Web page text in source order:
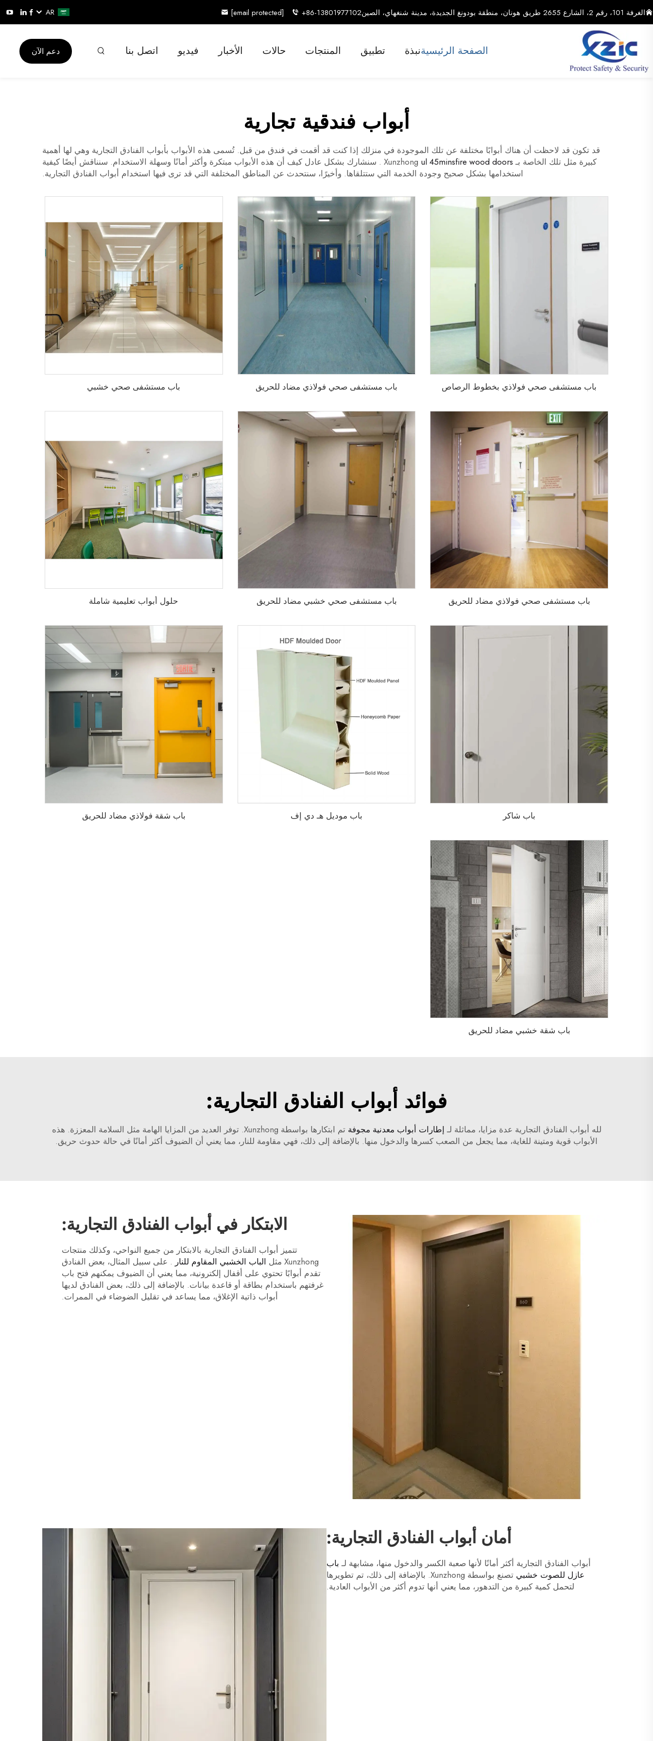
الغرفة 101، رقم 2، الشارع 2655 طريق هونان، منطقة بودونغ الجديدة، مدينة شنغهاي، الصين +86-13801977102
[email protected]
AR
الصفحة الرئيسيةنبذة تطبيق المنتجات حالات الأخبار فيديو اتصل بنا دعم الآن
أبواب فندقية تجارية
قد تكون قد لاحظت أن هناك أبوابًا مختلفة عن تلك الموجودة في منزلك إذا كنت قد أقمت في فندق من قبل. تُسمى هذه الأبواب بأبواب الفنادق التجارية وهي لها أهمية
كبيرة مثل تلك الخاصة بـ Xunzhong ul 45minsfire wood doors
. سنشارك بشكل عادل كيف أن هذه الأبواب مبتكرة وأكثر أمانًا وسهلة الاستخدام. سنناقش أيضًا كيفية
استخدامها بشكل صحيح وجودة الخدمة التي ستتلقاها. وأخيرًا، سنتحدث عن المناطق المختلفة التي قد ترى فيها استخدام أبواب الفنادق التجارية.
باب مستشفى صحي فولاذي بخطوط الرصاص باب مستشفى صحي فولاذي مضاد للحريق باب مستشفى صحي خشبي
باب مستشفى صحي فولاذي مضاد للحريق باب مستشفى صحي خشبي مضاد للحريق حلول أبواب تعليمية شاملة
باب شاكر باب موديل هـ دي إف باب شقة فولاذي مضاد للحريق
باب شقة خشبي مضاد للحريق
فوائد أبواب الفنادق التجارية:
لله أبواب الفنادق التجارية عدة مزايا، مماثلة لـ إطارات أبواب معدنية مجوفة
تم ابتكارها بواسطة Xunzhong. توفر العديد من المزايا الهامة مثل السلامة المعززة. هذه
الأبواب قوية ومتينة للغاية، مما يجعل من الصعب كسرها والدخول منها. بالإضافة إلى ذلك، فهي مقاومة للنار، مما يعني أن الضيوف أكثر أمانًا في حالة حدوث حريق.
الابتكار في أبواب الفنادق التجارية:
تتميز أبواب الفنادق التجارية بالابتكار من جميع النواحي، وكذلك منتجات
Xunzhong مثل
الباب الخشبي المقاوم للنار . على سبيل المثال، بعض الفنادق
تقدم أبوابًا تحتوي على أقفال إلكترونية، مما يعني أن الضيوف يمكنهم فتح باب
غرفتهم باستخدام بطاقة أو قاعدة بيانات. بالإضافة إلى ذلك، بعض الفنادق لديها
أبواب ذاتية الإغلاق، مما يساعد في تقليل الضوضاء في الممرات.
أمان أبواب الفنادق التجارية:
أبواب الفنادق التجارية أكثر أمانًا لأنها صعبة الكسر والدخول منها، مشابهة لـ باب
عازل للصوت خشبي
تصنع بواسطة Xunzhong. بالإضافة إلى ذلك، تم تطويرها
لتحمل كمية كبيرة من التدهور، مما يعني أنها تدوم أكثر من الأبواب العادية.